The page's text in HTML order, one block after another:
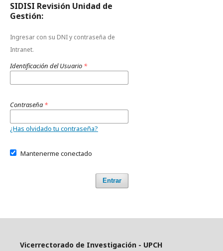
SIDISI Revisión Unidad de
Gestión:
Ingresar con su DNI y contraseña de
Intranet.
Identificación del Usuario *
Contraseña *
¿Has olvidado tu contraseña?
Mantenerme conectado
Entrar
Vicerrectorado de Investigación - UPCH